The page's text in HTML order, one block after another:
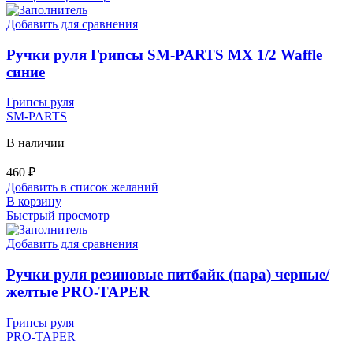
Добавить для сравнения
Ручки руля Грипсы SM-PARTS MX 1/2 Waffle
синие
Грипсы руля
SM-PARTS
В наличии
460 ₽
Добавить в список желаний
В корзину
Быстрый просмотр
Добавить для сравнения
Ручки руля резиновые питбайк (пара) черные/
желтые PRO-TAPER
Грипсы руля
PRO-TAPER